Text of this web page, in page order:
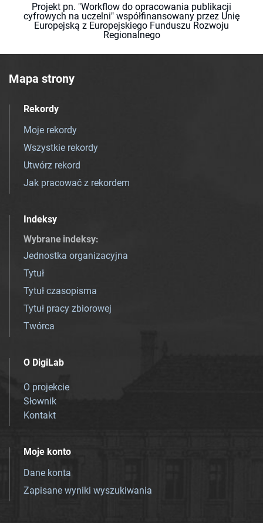
Projekt pn. "Workflow do opracowania publikacji
cyfrowych na uczelni" współfinansowany przez Unię
Europejską z Europejskiego Funduszu Rozwoju
Regionalnego
Mapa strony
Rekordy
Moje rekordy
Wszystkie rekordy
Utwórz rekord
Jak pracować z rekordem
Indeksy
Wybrane indeksy:
Jednostka organizacyjna
Tytuł
Tytuł czasopisma
Tytuł pracy zbiorowej
Twórca
O DigiLab
O projekcie
Słownik
Kontakt
Moje konto
Dane konta
Zapisane wyniki wyszukiwania